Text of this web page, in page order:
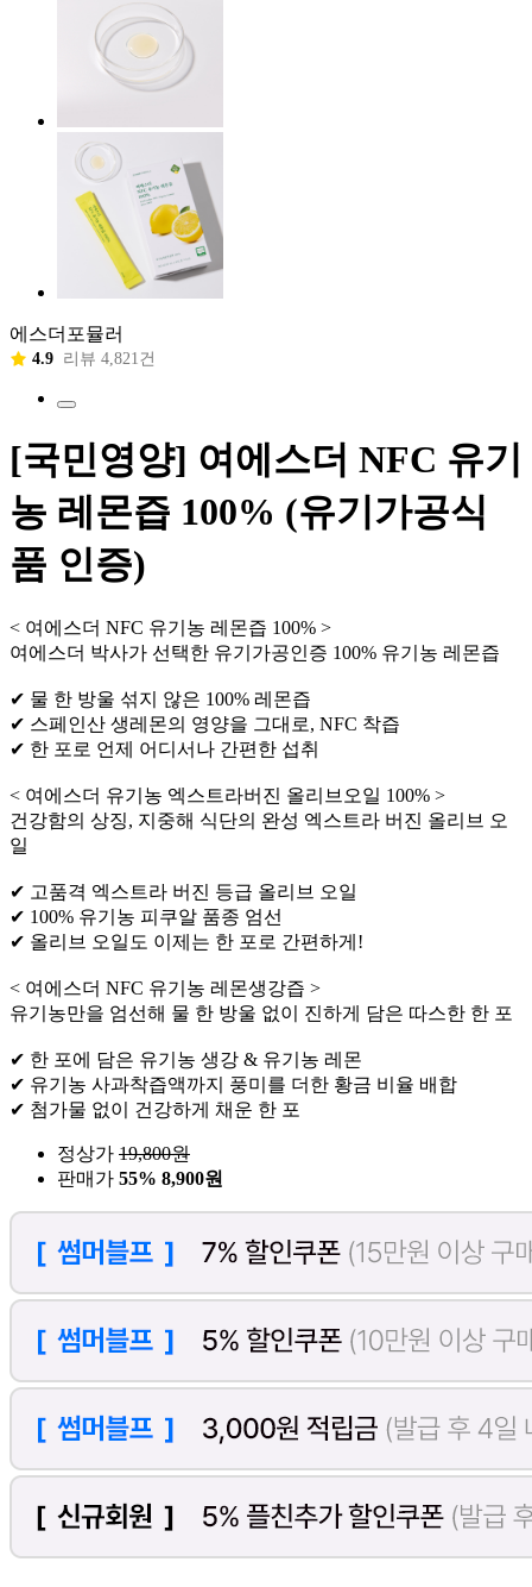
에스더포뮬러
4.9 리뷰 4,821건
[국민영양] 여에스더 NFC 유기
농 레몬즙 100% (유기가공식
품 인증)
< 여에스더 NFC 유기농 레몬즙 100% >
여에스더 박사가 선택한 유기가공인증 100% 유기농 레몬즙
✔ 물 한 방울 섞지 않은 100% 레몬즙
✔ 스페인산 생레몬의 영양을 그대로, NFC 착즙
✔ 한 포로 언제 어디서나 간편한 섭취
< 여에스더 유기농 엑스트라버진 올리브오일 100% >
건강함의 상징, 지중해 식단의 완성 엑스트라 버진 올리브 오
일
✔ 고품격 엑스트라 버진 등급 올리브 오일
✔ 100% 유기농 피쿠알 품종 엄선
✔ 올리브 오일도 이제는 한 포로 간편하게!
< 여에스더 NFC 유기농 레몬생강즙 >
유기농만을 엄선해 물 한 방울 없이 진하게 담은 따스한 한 포
✔ 한 포에 담은 유기농 생강 & 유기농 레몬
✔ 유기농 사과착즙액까지 풍미를 더한 황금 비율 배합
✔ 첨가물 없이 건강하게 채운 한 포
정상가 19,800원
판매가 55% 8,900원